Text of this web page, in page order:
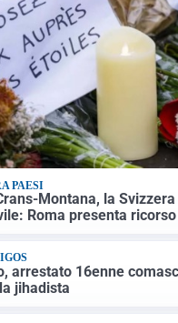
PAESI
Montana, la Svizzera
Roma presenta ricorso
arrestato 16enne
jihadista